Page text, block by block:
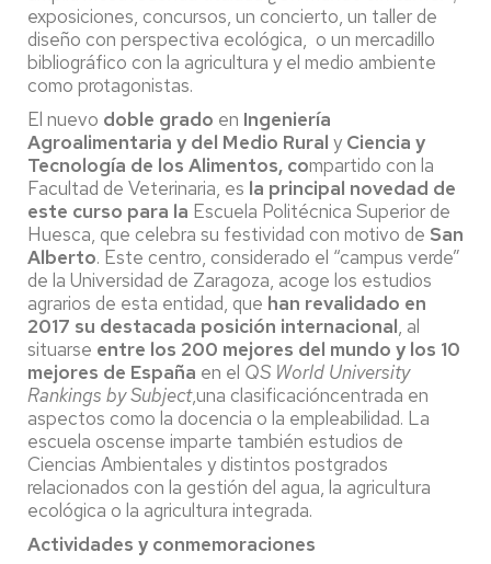
exposiciones, concursos, un concierto, un taller de
diseño con perspectiva ecológica, o un mercadillo
bibliográfico con la agricultura y el medio ambiente
como protagonistas.
El nuevo doble grado en Ingeniería
Agroalimentaria y del Medio Rural y Ciencia y
Tecnología de los Alimentos, compartido con la
Facultad de Veterinaria, es la principal novedad de
este curso para la Escuela Politécnica Superior de
Huesca, que celebra su festividad con motivo de San
Alberto. Este centro, considerado el “campus verde”
de la Universidad de Zaragoza, acoge los estudios
agrarios de esta entidad, que han revalidado en
2017 su destacada posición internacional, al
situarse entre los 200 mejores del mundo y los 10
mejores de España en el QS World University
Rankings by Subject,una clasificacióncentrada en
aspectos como la docencia o la empleabilidad. La
escuela oscense imparte también estudios de
Ciencias Ambientales y distintos postgrados
relacionados con la gestión del agua, la agricultura
ecológica o la agricultura integrada.
Actividades y conmemoraciones